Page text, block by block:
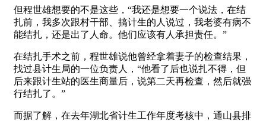
但程世雄想要的不是这些，“我还是想要一个说法，在结
扎前，我多次跟村干部、搞计生的人说过，我老婆有病不
能结扎，还是出了人命。他们应该有人承担责任。”
在结扎手术之前，程世雄说他曾经拿着妻子的检查结果，
找过县计生局的一位负责人，“他看了后也说扎不得，但
后来跟计生站的医生商量后，说第二天再检查，然后就强
行结扎了。”
而据了解，在去年湖北省计生工作年度考核中，通山县排